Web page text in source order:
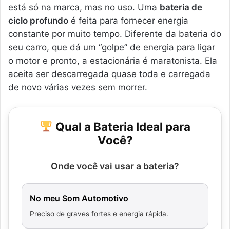
está só na marca, mas no uso. Uma bateria de
ciclo profundo é feita para fornecer energia
constante por muito tempo. Diferente da bateria do
seu carro, que dá um “golpe” de energia para ligar
o motor e pronto, a estacionária é maratonista. Ela
aceita ser descarregada quase toda e carregada
de novo várias vezes sem morrer.
Qual a Bateria Ideal para
Você?
Onde você vai usar a bateria?
No meu Som Automotivo
Preciso de graves fortes e energia rápida.